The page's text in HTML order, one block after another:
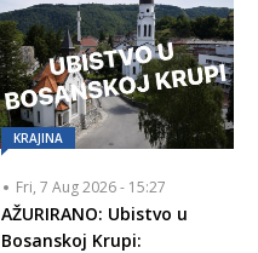
KRAJINA
Fri, 7 Aug 2026 - 15:27
AŽURIRANO: Ubistvo u
Bosanskoj Krupi: